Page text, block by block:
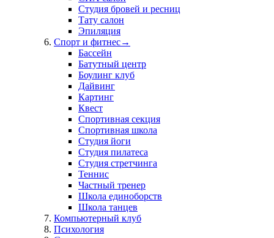
Студия бровей и ресниц
Тату салон
Эпиляция
Спорт и фитнес→
Бассейн
Батутный центр
Боулинг клуб
Дайвинг
Картинг
Квест
Спортивная секция
Спортивная школа
Студия йоги
Студия пилатеса
Студия стретчинга
Теннис
Частный тренер
Школа единоборств
Школа танцев
Компьютерный клуб
Психология